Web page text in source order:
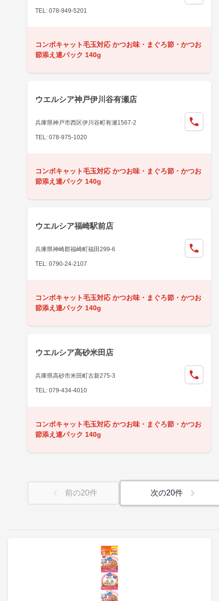
TEL: 078-949-5201
コンボキャット毛玉対応 かつお味・まぐろ節・かつお
節添え連パック 140g
ウエルシア神戸伊川谷有瀬店
兵庫県神戸市西区伊川谷町有瀬1567-2
TEL: 078-975-1020
コンボキャット毛玉対応 かつお味・まぐろ節・かつお
節添え連パック 140g
ウエルシア福崎駅前店
兵庫県神崎郡福崎町福田299-6
TEL: 0790-24-2107
コンボキャット毛玉対応 かつお味・まぐろ節・かつお
節添え連パック 140g
ウエルシア高砂米田店
兵庫県高砂市米田町古新275-3
TEL: 079-434-4010
コンボキャット毛玉対応 かつお味・まぐろ節・かつお
節添え連パック 140g
前の20件 次の20件